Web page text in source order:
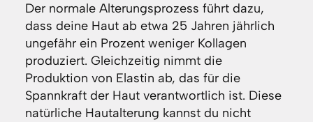
Der normale Alterungsprozess führt dazu,
dass deine Haut ab etwa 25 Jahren jährlich
ungefähr ein Prozent weniger Kollagen
produziert. Gleichzeitig nimmt die
Produktion von Elastin ab, das für die
Spannkraft der Haut verantwortlich ist. Diese
natürliche Hautalterung kannst du nicht